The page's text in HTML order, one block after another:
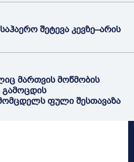
შეტევა კევზე–არის
მართვის მოწმობის
გამოცდის
ფული შესთავაზა